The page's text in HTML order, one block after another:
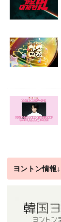
ヨントン情報↓